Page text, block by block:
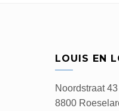
LOUIS EN
Noordstraat 43
8800